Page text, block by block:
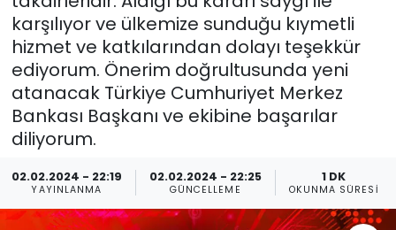
karşılıyor ve ülkemize sunduğu kıymetli
hizmet ve katkılarından dolayı teşekkür
ediyorum. Önerim doğrultusunda yeni
atanacak Türkiye Cumhuriyet Merkez
Bankası Başkanı ve ekibine başarılar
diliyorum.
02.02.2024 - 22:19
YAYINLANMA
02.02.2024 - 22:25
GÜNCELLEME
1 DK
OKUNMA SÜRESI